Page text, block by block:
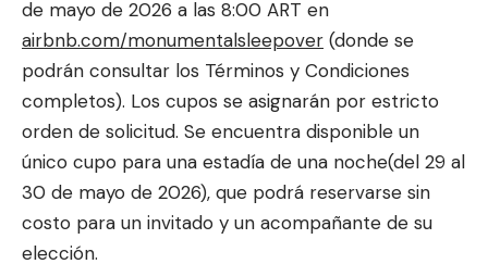
de mayo de 2026 a las 8:00 ART en
airbnb.com/monumentalsleepover (donde se
podrán consultar los Términos y Condiciones
completos). Los cupos se asignarán por estricto
orden de solicitud. Se encuentra disponible un
único cupo para una estadía de una noche(del 29 al
30 de mayo de 2026), que podrá reservarse sin
costo para un invitado y un acompañante de su
elección.